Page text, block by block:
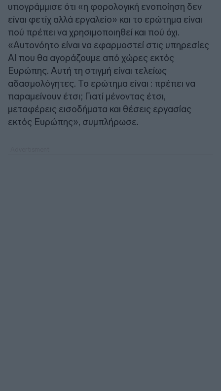
υπογράμμισε ότι «η φορολογική ενοποίηση δεν
είναι φετίχ αλλά εργαλείο» και το ερώτημα είναι
πού πρέπει να χρησιμοποιηθεί και πού όχι.
«Αυτονόητο είναι να εφαρμοστεί στις υπηρεσίες
ΑΙ που θα αγοράζουμε από χώρες εκτός
Ευρώπης. Αυτή τη στιγμή είναι τελείως
αδασμολόγητες. Το ερώτημα είναι : πρέπει να
παραμείνουν έτσι; Γιατί μένοντας έτσι,
μεταφέρεις εισοδήματα και θέσεις εργασίας
εκτός Ευρώπης», συμπλήρωσε.